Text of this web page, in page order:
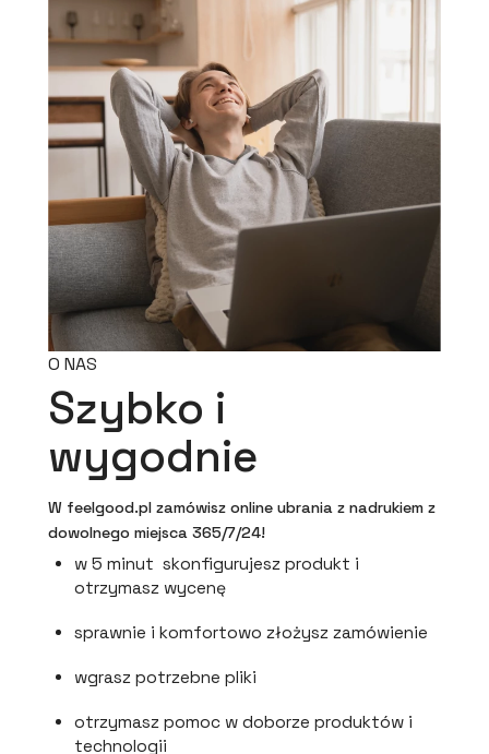
O NAS
Szybko i
wygodnie
W feelgood.pl zamówisz online ubrania z nadrukiem z
dowolnego miejsca 365/7/24!
w 5 minut skonfigurujesz produkt i
otrzymasz wycenę
sprawnie i komfortowo złożysz zamówienie
wgrasz potrzebne pliki
otrzymasz pomoc w doborze produktów i
technologii